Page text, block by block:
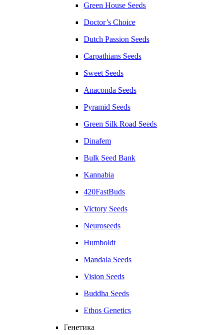
Green House Seeds
Doctor’s Choice
Dutch Passion Seeds
Carpathians Seeds
Sweet Seeds
Anaconda Seeds
Pyramid Seeds
Green Silk Road Seeds
Dinafem
Bulk Seed Bank
Kannabia
420FastBuds
Victory Seeds
Neuroseeds
Humboldt
Mandala Seeds
Vision Seeds
Buddha Seeds
Ethos Genetics
Генетика